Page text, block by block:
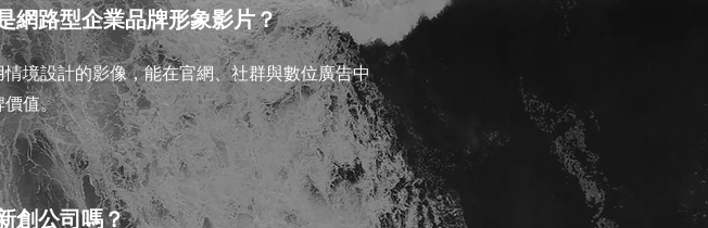
網路型企業品牌形象影片？
情境設計的影像，能在官網、社群與數位廣告中
價值。
創公司嗎？